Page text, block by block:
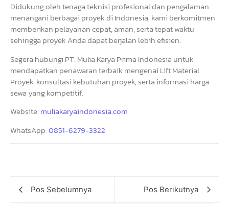
Didukung oleh tenaga teknisi profesional dan pengalaman
menangani berbagai proyek di Indonesia, kami berkomitmen
memberikan pelayanan cepat, aman, serta tepat waktu
sehingga proyek Anda dapat berjalan lebih efisien.
Segera hubungi PT. Mulia Karya Prima Indonesia untuk
mendapatkan penawaran terbaik mengenai Lift Material
Proyek, konsultasi kebutuhan proyek, serta informasi harga
sewa yang kompetitif.
Website: muliakaryaindonesia.com
WhatsApp:0851-6279-3322
Pos Sebelumnya Pos Berikutnya